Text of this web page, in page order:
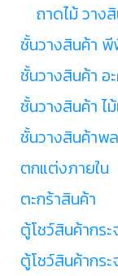
ถาดไม้ วาง
ชั้นวางสินค้า
ชั้นวางสินค้า อ
ชั้นวางสินค้า ไ
ชั้นวางสินค้าพ
ตกแต่งภายใน
ตะกร้าสินค้า
ตู้โชว์สินค้ากระ
ตู้โชว์สินค้ากระ